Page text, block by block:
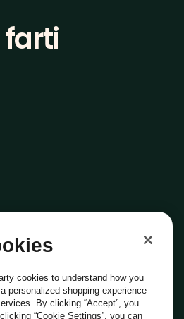
cookies to understand how you
personalized shopping experience
By clicking “Accept”, you
“Cookie Settings”, you can